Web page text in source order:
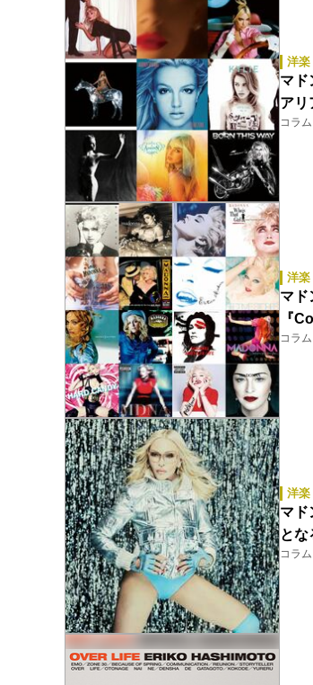
洋楽
マド
アリ
コラム
洋楽
マド
『
コラム
洋楽
マ
とな
コラム